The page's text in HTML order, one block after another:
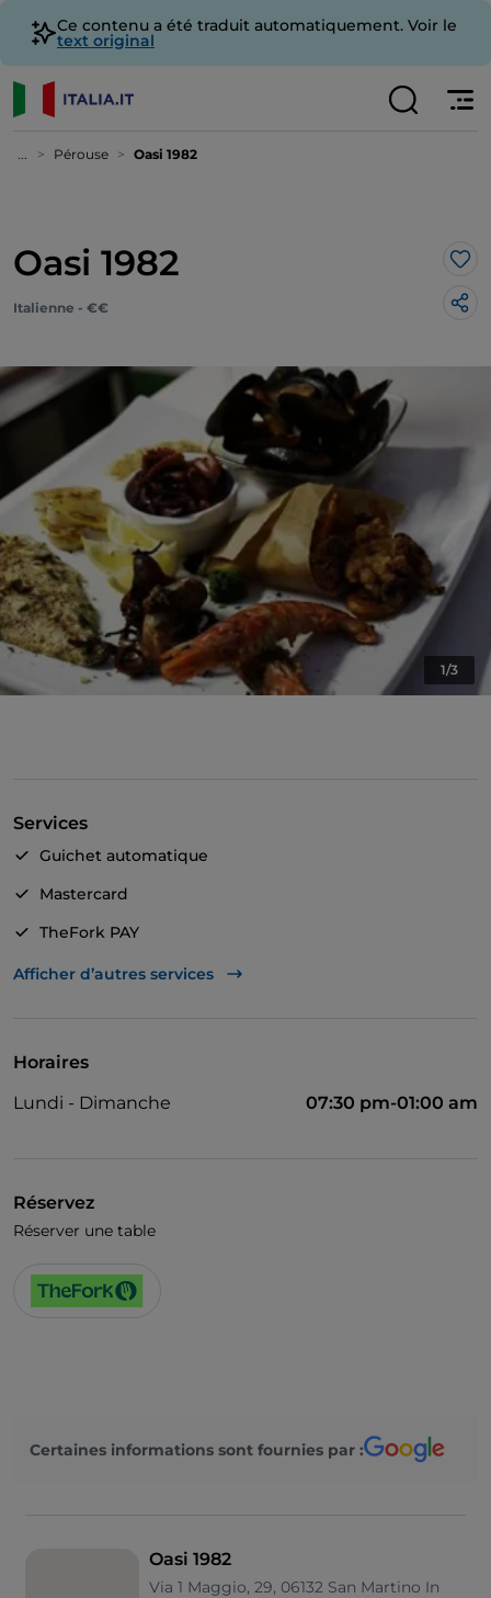
Ce contenu a été traduit automatiquement. Voir le
text original
... Pérouse Oasi 1982
Oasi 1982
Italienne - €€
1/3
Services
Guichet automatique
Mastercard
TheFork PAY
UnionPay via TheFork PAY
On parle anglais
Wi-Fi
Afficher d’autres services
Horaires
Lundi - Dimanche
07:30 pm-01:00 am
Réservez
Réserver une table
Certaines informations sont fournies par :
Oasi 1982
Via 1 Maggio, 29, 06132 San Martino In